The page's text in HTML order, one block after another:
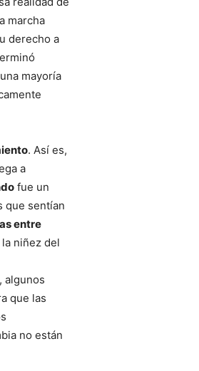
marcha
derecho a
mayoría
. Así es,
a
fue un
que sentían
entre
niñez del
algunos
que las
no están